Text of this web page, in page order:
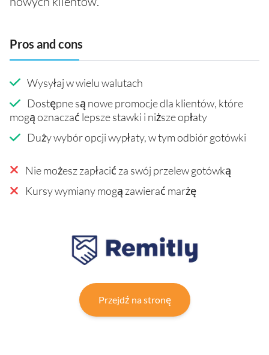
Pros and cons
Wysyłaj w wielu walutach
Dostępne są nowe promocje dla klientów, które
mogą oznaczać lepsze stawki i niższe opłaty
Duży wybór opcji wypłaty, w tym odbiór gotówki
Nie możesz zapłacić za swój przelew gotówką
Kursy wymiany mogą zawierać marżę
Przejdź na stronę